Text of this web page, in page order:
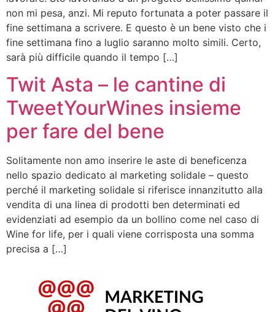
non mi pesa, anzi. Mi reputo fortunata a poter passare il
fine settimana a scrivere. E questo è un bene visto che i
fine settimana fino a luglio saranno molto simili. Certo,
sarà più difficile quando il tempo […]
Twit Asta – le cantine di
TweetYourWines insieme
per fare del bene
Solitamente non amo inserire le aste di beneficenza
nello spazio dedicato al marketing solidale – questo
perché il marketing solidale si riferisce innanzitutto alla
vendita di una linea di prodotti ben determinati ed
evidenziati ad esempio da un bollino come nel caso di
Wine for life, per i quali viene corrisposta una somma
precisa a […]